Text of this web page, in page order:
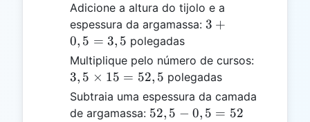
Adicione a altura do tijolo e a
espessura da argamassa: 3
0,5
=
3 +
0, 5 = 3, 5 polegadas
Multiplique pelo número de cursos:
15 =
3, 5 × 15 = 52, 5 polegadas
Subtraia uma espessura da camada
de argamassa: 52,5
52, 5 − 0, 5 = 52